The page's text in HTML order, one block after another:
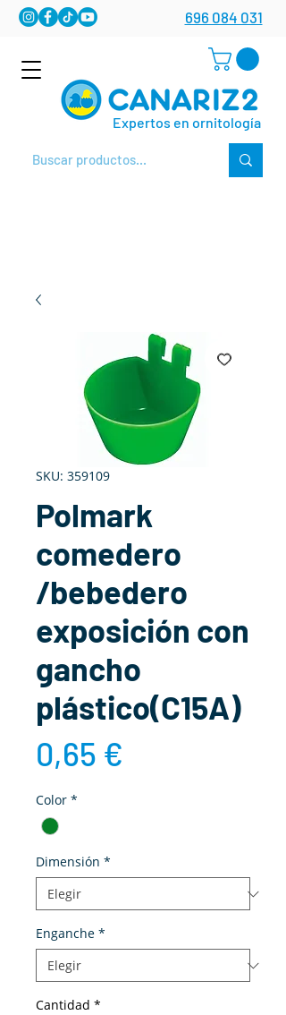
Expertos en ornitología
696 084 031
SKU: 359109
Polmark
comedero
/bebedero
exposición con
gancho
plástico(C15A)
0,65 €
Color *
Dimensión *
Enganche *
Cantidad *